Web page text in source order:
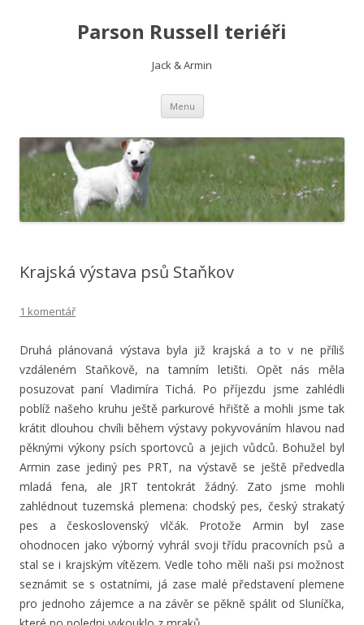
Parson Russell teriéři
Jack & Armin
Menu Přejít
obsahu
webu
Krajská výstava psů Staňkov
1 komentář
Druhá plánovaná výstava byla již krajská a to v ne příliš
vzdáleném Staňkově, na tamním letišti. Opět nás měla
posuzovat paní Vladimíra Tichá. Po příjezdu jsme zahlédli
poblíž našeho kruhu ještě parkurové hřiště a mohli jsme tak
krátit dlouhou chvíli během výstavy pokyvováním hlavou nad
pěknými výkony psích sportovců a jejich vůdců. Bohužel byl
Armin zase jediný pes PRT, na výstavě se ještě předvedla
mladá fena, ale JRT tentokrát žádný. Zato jsme mohli
zahlédnout tuzemská plemena: chodský pes, český strakatý
pes a československý vlčák. Protože Armin byl zase
ohodnocen jako výborný vyhrál svoji třídu pracovních psů a
stal se i krajským vítězem. Vedle toho měli naši psi možnost
seznámit se s ostatními, já zase malé představení plemene
pro jednoho zájemce a na závěr se pěkně spálit od Sluníčka,